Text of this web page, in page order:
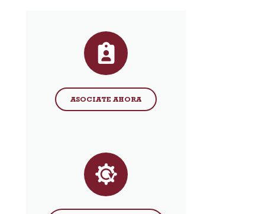
ASOCIATE AHORA